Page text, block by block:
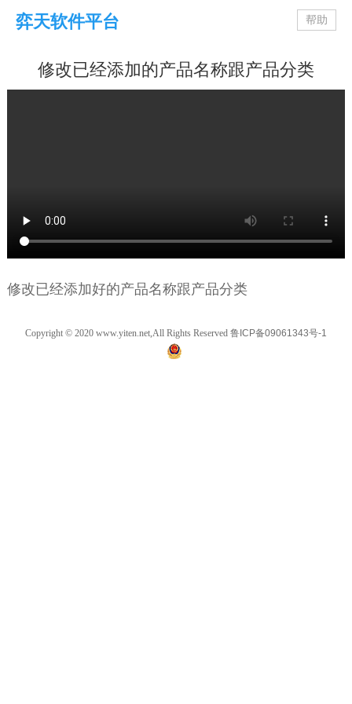
弈天软件平台 帮助
修改已经添加的产品名称跟产品分类
修改已经添加好的产品名称跟产品分类
Copyright © 2020 www.yiten.net,All Rights Reserved 鲁ICP备09061343号-1